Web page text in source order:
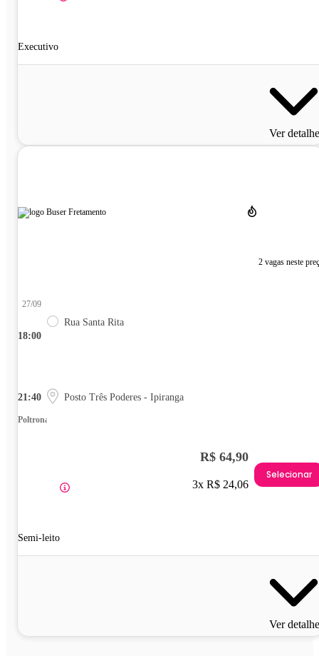
Executivo
Ver
2 vagas neste
18:00
27/09
Rua Santa Rita
21:40 Posto Três Poderes - Ipiranga
Poltrona
Semi-leito
R$ 64,90
3x R$ 24,06
Selecionar
Ver